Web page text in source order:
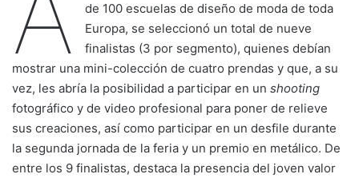
de 100 escuelas de diseño de moda de toda
Europa, se seleccionó un total de nueve
finalistas (3 por segmento), quienes debían
mostrar una mini-colección de cuatro prendas y que, a su
vez, les abría la posibilidad a participar en un shooting
fotográfico y de video profesional para poner de relieve
sus creaciones, así como participar en un desfile durante
la segunda jornada de la feria y un premio en metálico. De
entre los 9 finalistas, destaca la presencia del joven valor